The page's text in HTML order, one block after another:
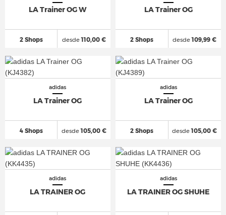
LA Trainer OG W
2 Shops desde110,00 €
LA Trainer OG
2 Shops desde109,99 €
adidas
LA Trainer OG
4 Shops desde105,00 €
adidas
LA Trainer OG
2 Shops desde105,00 €
adidas
LA TRAINER OG
adidas
LA TRAINER OG SHUHE